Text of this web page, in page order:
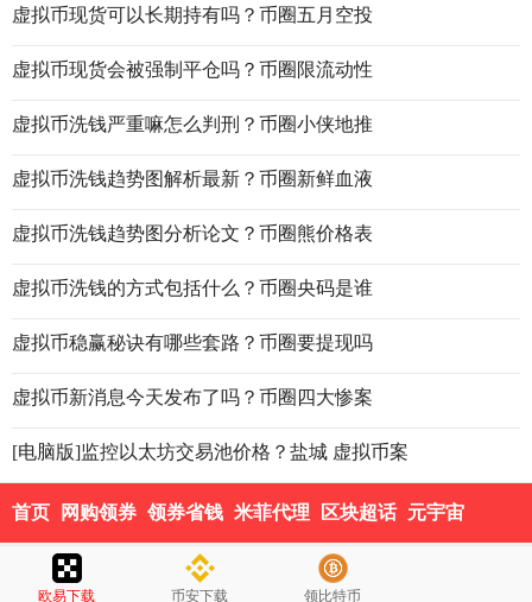
欧易下载 币安下载 领比特币
虚拟币现货可以长期持有吗？币圈五月空投
虚拟币现货会被强制平仓吗？币圈限流动性
虚拟币洗钱严重嘛怎么判刑？币圈小侠地推
虚拟币洗钱趋势图解析最新？币圈新鲜血液
虚拟币洗钱趋势图分析论文？币圈熊价格表
虚拟币洗钱的方式包括什么？币圈央码是谁
虚拟币稳赢秘诀有哪些套路？币圈要提现吗
虚拟币新消息今天发布了吗？币圈四大惨案
[电脑版]监控以太坊交易池价格？盐城 虚拟币案
首页 网购领券 领券省钱 米菲代理 区块超话 元宇宙